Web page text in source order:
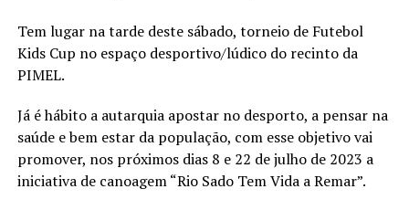
Tem lugar na tarde deste sábado, torneio de Futebol
Kids Cup no espaço desportivo/lúdico do recinto da
PIMEL.
Já é hábito a autarquia apostar no desporto, a pensar na
saúde e bem estar da população, com esse objetivo vai
promover, nos próximos dias 8 e 22 de julho de 2023 a
iniciativa de canoagem “Rio Sado Tem Vida a Remar”.